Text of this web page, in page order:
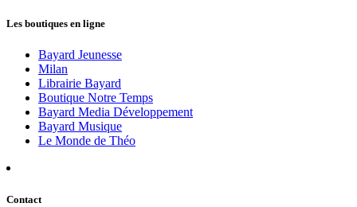
Les boutiques en ligne
Bayard Jeunesse
Milan
Librairie Bayard
Boutique Notre Temps
Bayard Media Développement
Bayard Musique
Le Monde de Théo
Contact